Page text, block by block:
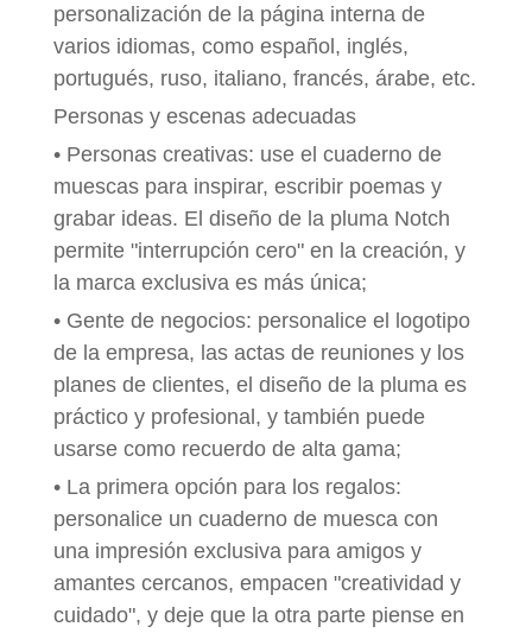
personalización de la página interna de
varios idiomas, como español, inglés,
portugués, ruso, italiano, francés, árabe, etc.
Personas y escenas adecuadas
• Personas creativas: use el cuaderno de
muescas para inspirar, escribir poemas y
grabar ideas. El diseño de la pluma Notch
permite "interrupción cero" en la creación, y
la marca exclusiva es más única;
• Gente de negocios: personalice el logotipo
de la empresa, las actas de reuniones y los
planes de clientes, el diseño de la pluma es
práctico y profesional, y también puede
usarse como recuerdo de alta gama;
• La primera opción para los regalos:
personalice un cuaderno de muesca con
una impresión exclusiva para amigos y
amantes cercanos, empacen "creatividad y
cuidado", y deje que la otra parte piense en